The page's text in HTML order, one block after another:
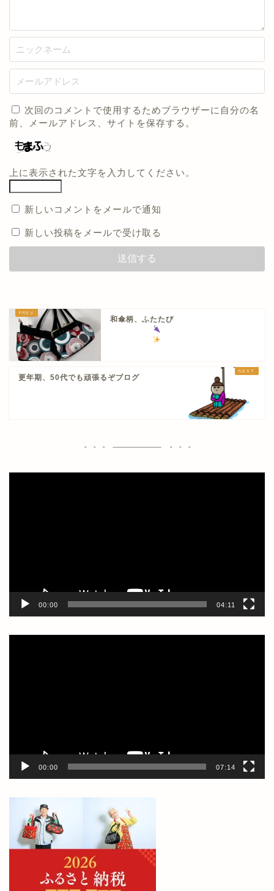
次回のコメントで使用するためブラウザーに自分の名
前、メールアドレス、サイトを保存する。
上に表示された文字を入力してください。
新しいコメントをメールで通知
新しい投稿をメールで受け取る
和傘柄、ふたたび
更年期、50代でも頑張るぞブログ
00:00 04:11
00:00 07:14